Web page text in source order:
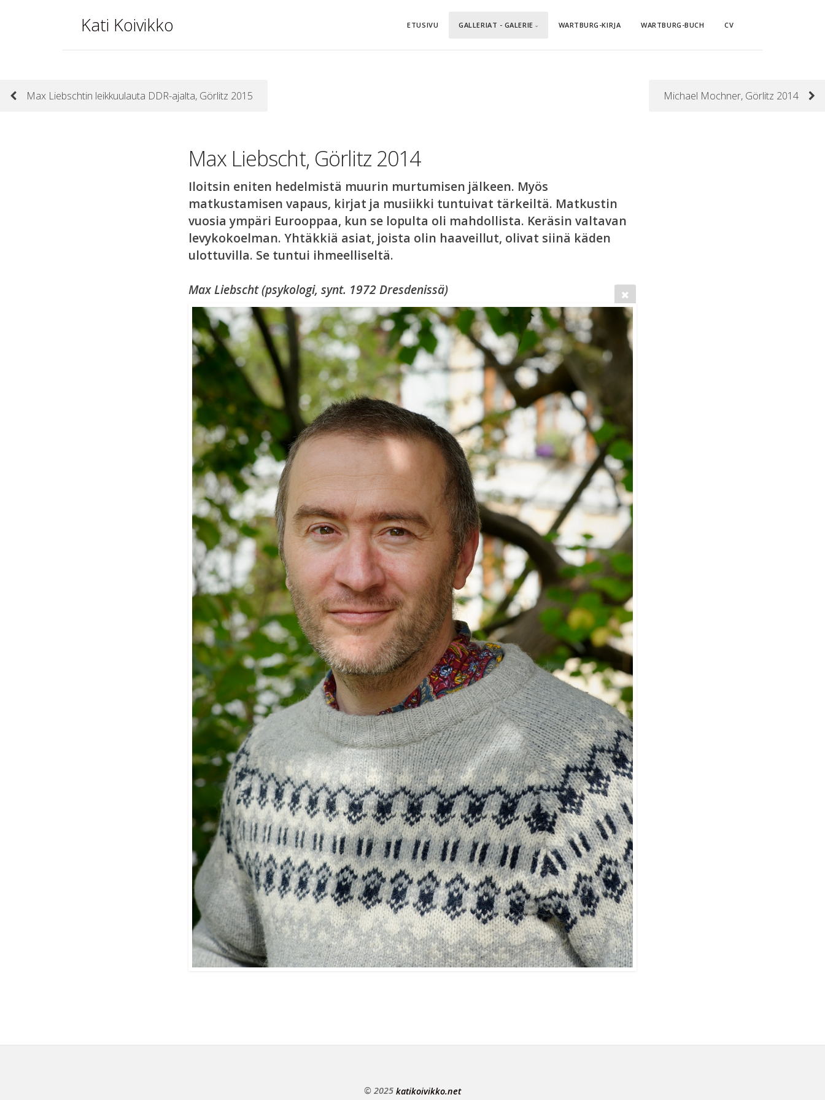
Kati Koivikko ETUSIVU GALLERIAT - GALERIE WARTBURG-KIRJA WARTBURG-BUCH CV
Max Liebschtin leikkuulauta DDR-ajalta, Görlitz 2015 Michael Mochner, Görlitz 2014
Max Liebscht, Görlitz 2014
Iloitsin eniten hedelmistä muurin murtumisen jälkeen. Myös
matkustamisen vapaus, kirjat ja musiikki tuntuivat tärkeiltä. Matkustin
vuosia ympäri Eurooppaa, kun se lopulta oli mahdollista. Keräsin valtavan
levykokoelman. Yhtäkkiä asiat, joista olin haaveillut, olivat siinä käden
ulottuvilla. Se tuntui ihmeelliseltä.
Max Liebscht (psykologi, synt. 1972 Dresdenissä)
© 2025 katikoivikko.net